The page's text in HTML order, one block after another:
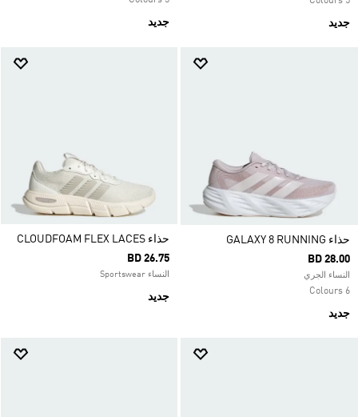
جديد جديد
حذاء GALAXY 8 RUNNING
BD 28.00
النساء الجري
6 Colours
جديد
حذاء ‏CLOUDFOAM FLEX LACES
BD 26.75
النساء Sportswear
جديد